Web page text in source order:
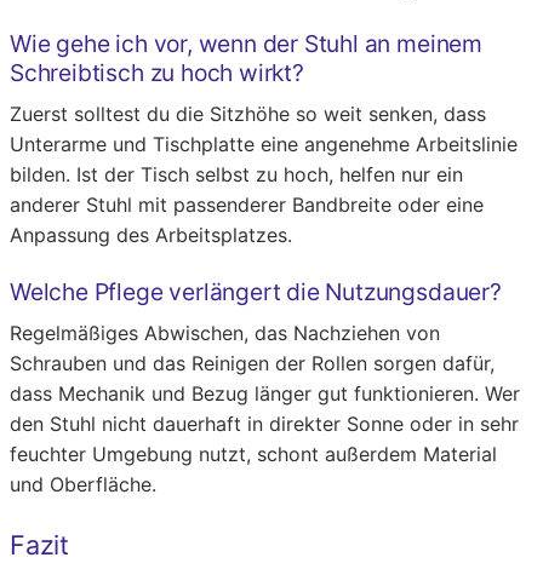
Wie gehe ich vor, wenn der Stuhl an meinem
Schreibtisch zu hoch wirkt?
Zuerst solltest du die Sitzhöhe so weit senken, dass
Unterarme und Tischplatte eine angenehme Arbeitslinie
bilden. Ist der Tisch selbst zu hoch, helfen nur ein
anderer Stuhl mit passenderer Bandbreite oder eine
Anpassung des Arbeitsplatzes.
Welche Pflege verlängert die Nutzungsdauer?
Regelmäßiges Abwischen, das Nachziehen von
Schrauben und das Reinigen der Rollen sorgen dafür,
dass Mechanik und Bezug länger gut funktionieren. Wer
den Stuhl nicht dauerhaft in direkter Sonne oder in sehr
feuchter Umgebung nutzt, schont außerdem Material
und Oberfläche.
Fazit